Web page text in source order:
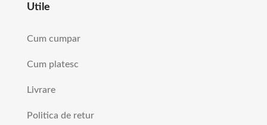
Utile
Cum cumpar
Cum platesc
Livrare
Politica de retur